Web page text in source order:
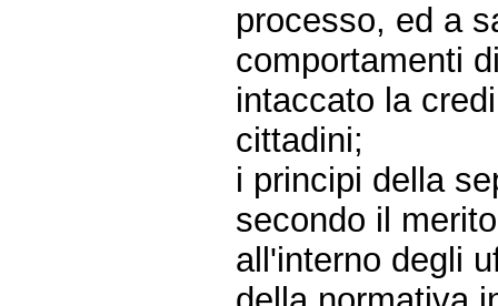
processo, ed a
comportamenti
intaccato la
cittadini;
i principi della
secondo il
all'interno degli